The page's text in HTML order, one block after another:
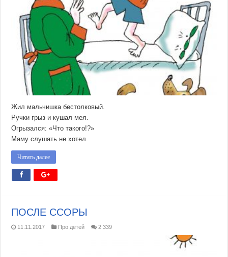
Жил мальчишка бестолковый.
Ручки грыз и кушал мел.
Огрызался: «Что такого!?»
Маму слушать не хотел.
Читать далее
ПОСЛЕ ССОРЫ
11.11.2017 Про детей 2 339